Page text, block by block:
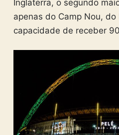
Inglaterra, o segundo
apenas do Camp Nou, do
capacidade de receber